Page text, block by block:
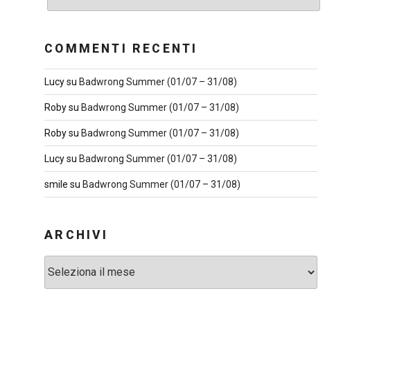
COMMENTI RECENTI
Lucysu Badwrong Summer (01/07 – 31/08)
Robysu Badwrong Summer (01/07 – 31/08)
Robysu Badwrong Summer (01/07 – 31/08)
Lucysu Badwrong Summer (01/07 – 31/08)
smile su Badwrong Summer (01/07 – 31/08)
ARCHIVI